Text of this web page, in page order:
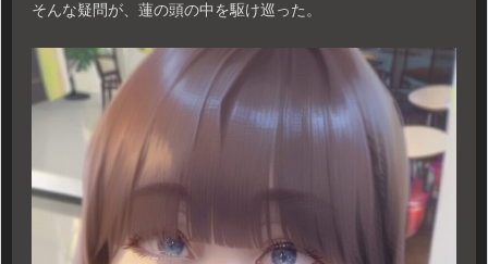
そんな疑問が、蓮の頭の中を駆け巡った。